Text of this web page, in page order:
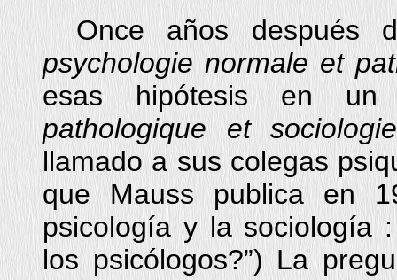
Once años
psychologie normale et
esas hipótesis en un
pathologique et
llamado a sus colegas
que Mauss publica en
psicología y la sociología
los psicólogos?”) La